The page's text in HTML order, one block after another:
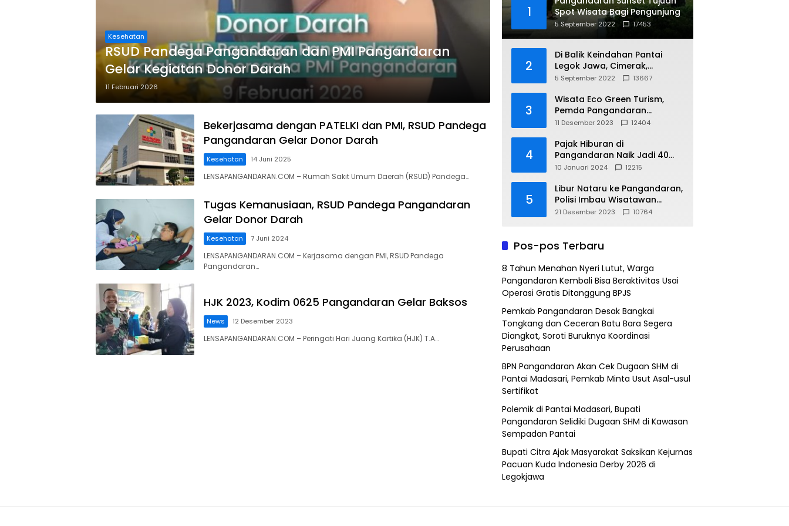
Kesehatan
RSUD Pandega Pangandaran dan PMI Pangandaran
Gelar Kegiatan Donor Darah
11 Februari 2026
Bekerjasama dengan PATELKI dan PMI, RSUD Pandega
Pangandaran Gelar Donor Darah
Kesehatan 14 Juni 2025
LENSAPANGANDARAN.COM – Rumah Sakit Umum Daerah (RSUD) Pandega…
Tugas Kemanusiaan, RSUD Pandega Pangandaran
Gelar Donor Darah
Kesehatan 7 Juni 2024
LENSAPANGANDARAN.COM – Kerjasama dengan PMI, RSUD Pandega
Pangandaran…
HJK 2023, Kodim 0625 Pangandaran Gelar Baksos
News 12 Desember 2023
LENSAPANGANDARAN.COM – Peringati Hari Juang Kartika (HJK) T.A…
1
Spot Wisata Bagi Pengunjung
5 September 2022 17453
2
Di Balik Keindahan Pantai
Legok Jawa, Cimerak,
Pangandaran
5 September 2022 13667
3
Wisata Eco Green Turism,
Pemda Pangandaran
Gandeng PLN
11 Desember 2023 12404
4
Pajak Hiburan di
Pangandaran Naik Jadi 40
Persen
10 Januari 2024 12215
5
Libur Nataru ke Pangandaran,
Polisi Imbau Wisatawan
Gunakan Jalur Arteri
21 Desember 2023 10764
Pos-pos Terbaru
8 Tahun Menahan Nyeri Lutut, Warga
Pangandaran Kembali Bisa Beraktivitas Usai
Operasi Gratis Ditanggung BPJS
Pemkab Pangandaran Desak Bangkai
Tongkang dan Ceceran Batu Bara Segera
Diangkat, Soroti Buruknya Koordinasi
Perusahaan
BPN Pangandaran Akan Cek Dugaan SHM di
Pantai Madasari, Pemkab Minta Usut Asal-usul
Sertifikat
Polemik di Pantai Madasari, Bupati
Pangandaran Selidiki Dugaan SHM di Kawasan
Sempadan Pantai
Bupati Citra Ajak Masyarakat Saksikan Kejurnas
Pacuan Kuda Indonesia Derby 2026 di
Legokjawa